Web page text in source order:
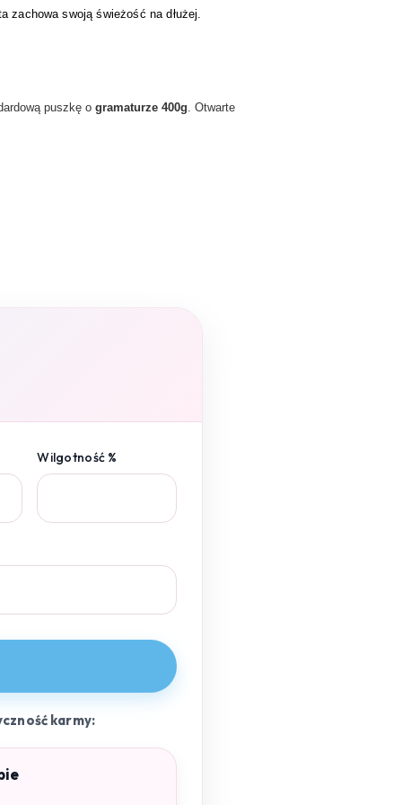
swoją świeżość na dłużej.
puszkę o gramaturze 400g . Otwarte
Wilgotność %
karmy: